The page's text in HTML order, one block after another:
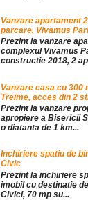
Vanzare apartament
parcare, Vivamus
Prezint la vanzare
complexul Vivamus
constructie 2018, 2
Vanzare casa cu 300
Treime, acces din 2
Prezint la vanzare
apropiere a Bisericii
o diatanta de 1 km...
Inchiriere spatiu de
Civic
Prezint la inchiriere
imobil cu destinatie
Civici, 70 mp su...